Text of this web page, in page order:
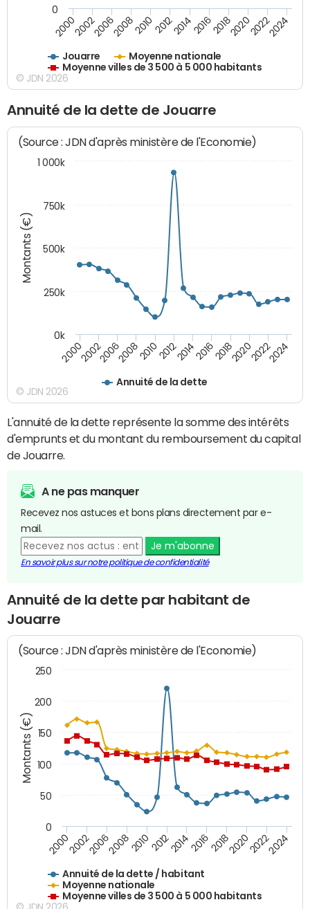
Jouarre
Moyenne nationale
Moyenne villes de 3 500 à 5 000 habitants
200020022006200820102012201420162018202020222024
0
© JDN 2026
Annuité de la dette de Jouarre
Montants (€)
(Source : JDN d'après ministère de l'Economie)
Annuité de la dette
200020022006200820102012201420162018202020222024
0k
250k
500k
750k
1 000k
© JDN 2026
L'annuité de la dette représente la somme des intérêts
d'emprunts et du montant du remboursement du capital
de Jouarre.
A ne pas manquer
Recevez nos astuces et bons plans directement par e-
mail.
Je m'abonne
En savoir plus sur notre politique de confidentialité
Annuité de la dette par habitant de
Jouarre
Montants (€)
(Source : JDN d'après ministère de l'Economie)
Annuité de la dette / habitant
Moyenne nationale
Moyenne villes de 3 500 à 5 000 habitants
200020022006200820102012201420162018202020222024
0
50
100
150
200
250
© JDN 2026